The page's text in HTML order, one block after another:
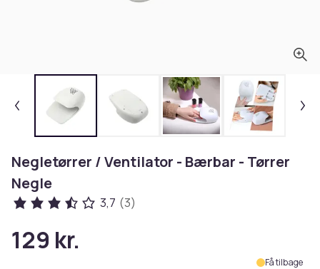
Negletørrer / Ventilator - Bærbar - Tørrer
Negle
3,7 (3)
129 kr.
Få tilbage